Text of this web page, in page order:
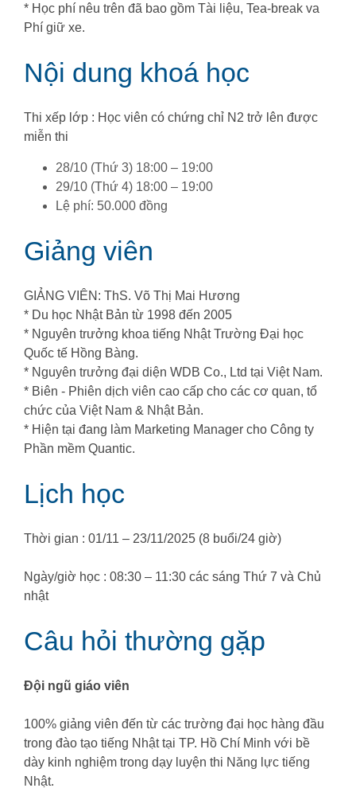
* Học phí nêu trên đã bao gồm Tài liệu, Tea-break va
Phí giữ xe.
Nội dung khoá học
Thi xếp lớp : Học viên có chứng chỉ N2 trở lên được
miễn thi
28/10 (Thứ 3) 18:00 – 19:00
29/10 (Thứ 4) 18:00 – 19:00
Lệ phí: 50.000 đồng
Giảng viên
GIẢNG VIÊN: ThS. Võ Thị Mai Hương
* Du học Nhật Bản từ 1998 đến 2005
* Nguyên trưởng khoa tiếng Nhật Trường Đại học
Quốc tế Hồng Bàng.
* Nguyên trưởng đại diện WDB Co., Ltd tại Việt Nam.
* Biên - Phiên dịch viên cao cấp cho các cơ quan, tổ
chức của Việt Nam & Nhật Bản.
* Hiện tại đang làm Marketing Manager cho Công ty
Phần mềm Quantic.
Lịch học
Thời gian : 01/11 – 23/11/2025 (8 buổi/24 giờ)
Ngày/giờ học : 08:30 – 11:30 các sáng Thứ 7 và Chủ
nhật
Câu hỏi thường gặp
Đội ngũ giáo viên
100% giảng viên đến từ các trường đại học hàng đầu
trong đào tạo tiếng Nhật tại TP. Hồ Chí Minh với bề
dày kinh nghiệm trong dạy luyện thi Năng lực tiếng
Nhật.